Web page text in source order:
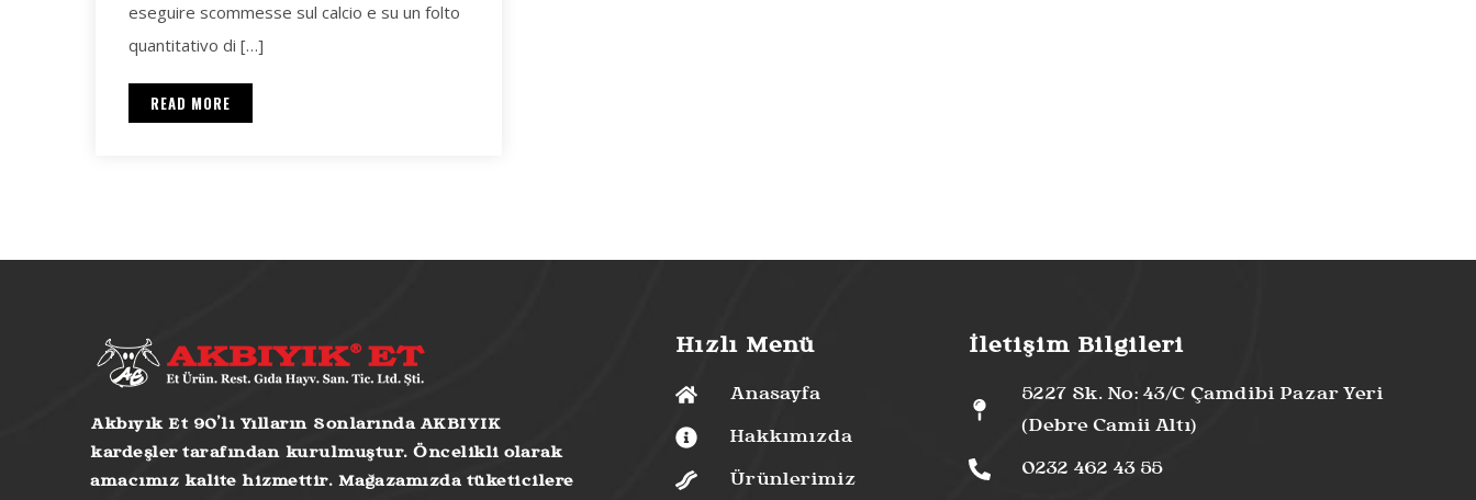
eseguire scommesse sul calcio e su un folto
quantitativo di […]
READ MORE
Akbıyık Et 90’lı Yılların Sonlarında AKBIYIK
kardeşler tarafından kurulmuştur. Öncelikli olarak
amacımız kalite hizmettir. Mağazamızda tüketicilere
Hızlı Menü
Anasayfa
Hakkımızda
Ürünlerimiz
İletişim Bilgileri
5227 Sk. No: 43/C Çamdibi Pazar Yeri
(Debre Camii Altı)
0232 462 43 55